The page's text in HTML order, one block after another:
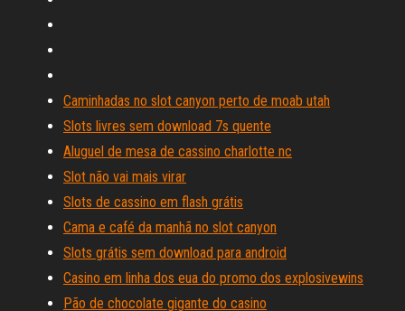
Caminhadas no slot canyon perto de moab utah
Slots livres sem download 7s quente
Aluguel de mesa de cassino charlotte nc
Slot não vai mais virar
Slots de cassino em flash grátis
Cama e café da manhã no slot canyon
Slots grátis sem download para android
Casino em linha dos eua do promo dos explosivewins
Pão de chocolate gigante do casino